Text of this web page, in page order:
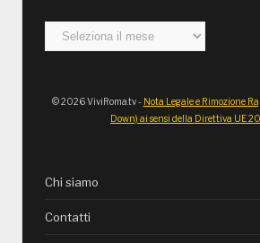
Archivi
© 2026 ViviRoma.tv - Nota Legale e Rimozione
Down) ai sensi della Direttiva UE
Chi siamo
Contatti